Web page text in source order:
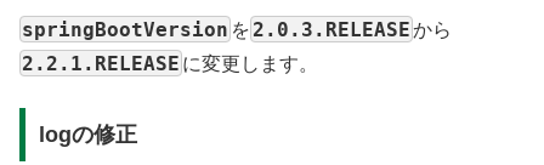
springBootVersion を 2.0.3.RELEASEから
2.2.1.RELEASE に変更します。
logの修正